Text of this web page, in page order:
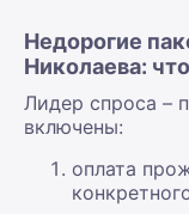
Недорогие
Николаева:
Лидер спроса –
включены:
оплата